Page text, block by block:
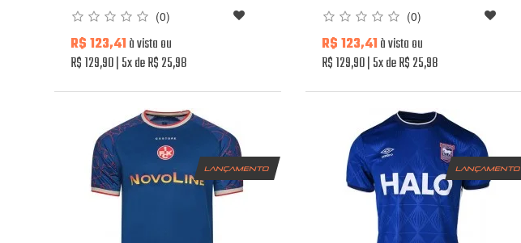
(0)
R$ 123,41à vista ou
R$ 129,90 5x de R$ 25,98
(0)
R$ 123,41à vista ou
R$ 129,90 5x de R$ 25,98
lançamento lançamento